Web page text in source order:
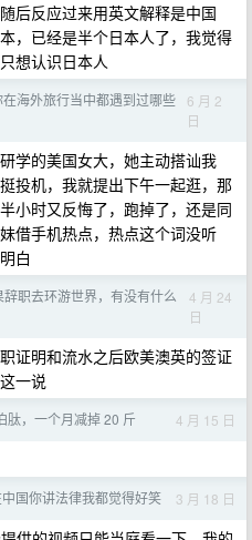
后反应过来用英文解释是中国
，已经是半个日本人了，我觉得
想认识日本人
海外旅行当中都遇到过哪些
6 月 2
日
学的美国女大，她主动搭讪我
投机，我就提出下午一起逛，那
小时又反悔了，跑掉了，还是同
借手机热点，热点这个词没听
白
辞职去环游世界，有没有什么
4 月 24
日
证明和流水之后欧美澳英的签证
一说
肽，一个月减掉 20 斤 4 月 15 日
国你讲法律我都觉得好笑 3 月 18 日